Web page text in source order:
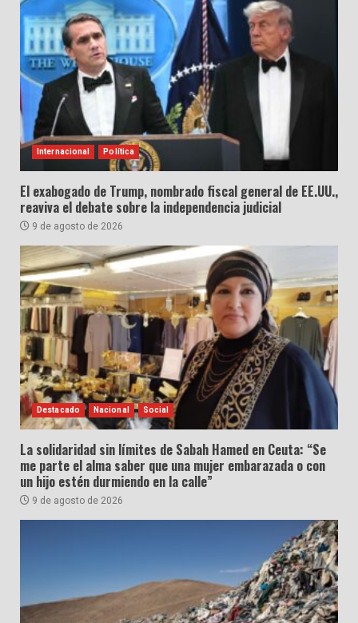
Internacional Política
El exabogado de Trump, nombrado fiscal general de EE.UU.,
reaviva el debate sobre la independencia judicial
9 de agosto de 2026
Destacado Nacional Social
La solidaridad sin límites de Sabah Hamed en Ceuta: “Se
me parte el alma saber que una mujer embarazada o con
un hijo estén durmiendo en la calle”
9 de agosto de 2026